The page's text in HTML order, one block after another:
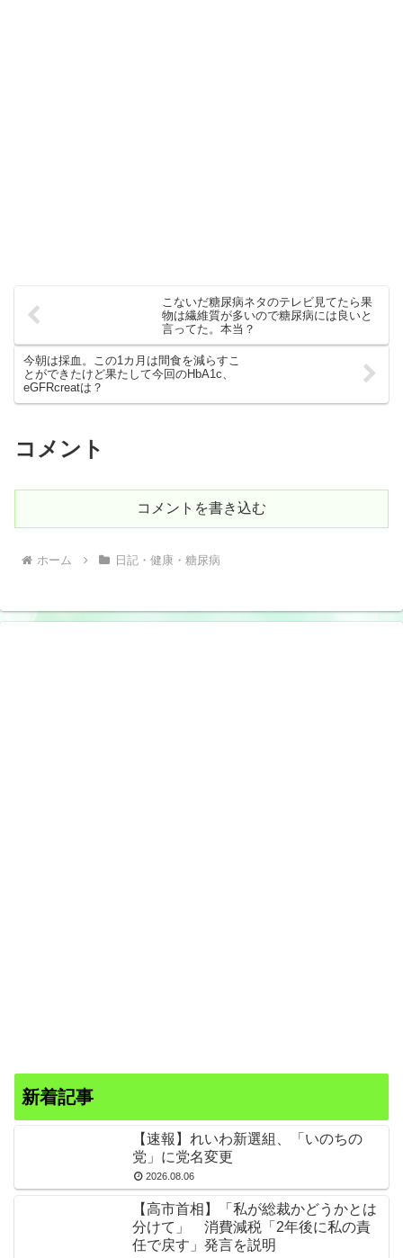
こないだ糖尿病ネタのテレビ見てたら果
物は繊維質が多いので糖尿病には良いと
言ってた。本当？
今朝は採血。この1カ月は間食を減らすこ
とができたけど果たして今回のHbA1c、
eGFRcreatは？
コメント
コメントを書き込む
ホーム 日記・健康・糖尿病
新着記事
【速報】れいわ新選組、「いのちの
党」に党名変更
2026.08.06
【高市首相】「私が総裁かどうかとは
分けて」 消費減税「2年後に私の責
任で戻す」発言を説明